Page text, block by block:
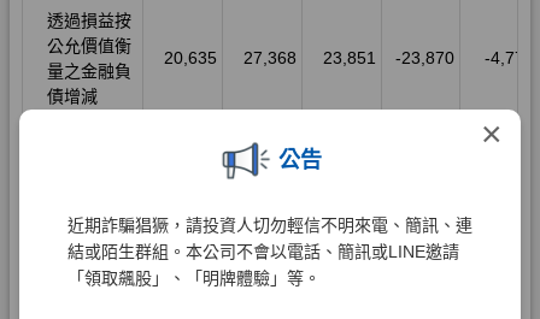
×
公告
近期詐騙猖獗，請投資人切勿輕信不明來電、簡訊、連
結或陌生群組。本公司不會以電話、簡訊或LINE邀請
「領取飆股」、「明牌體驗」等。